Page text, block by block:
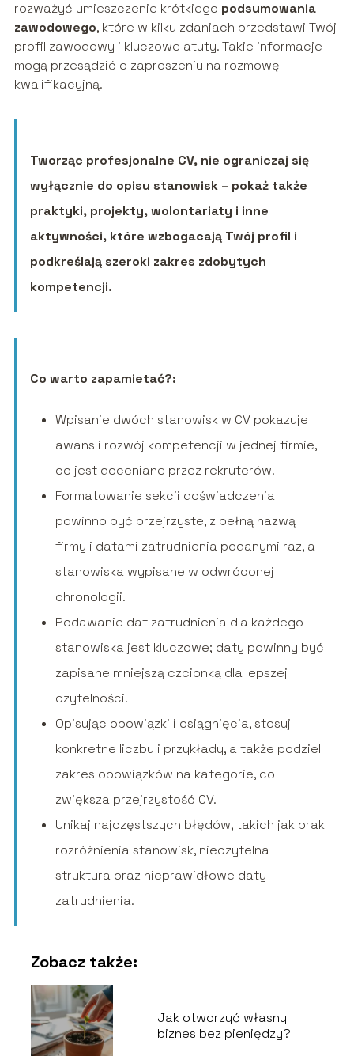
rozważyć umieszczenie krótkiego podsumowania
zawodowego, które w kilku zdaniach przedstawi Twój
profil zawodowy i kluczowe atuty. Takie informacje
mogą przesądzić o zaproszeniu na rozmowę
kwalifikacyjną.
Tworząc profesjonalne CV, nie ograniczaj się
wyłącznie do opisu stanowisk – pokaż także
praktyki, projekty, wolontariaty i inne
aktywności, które wzbogacają Twój profil i
podkreślają szeroki zakres zdobytych
kompetencji.
Co warto zapamietać?:
Wpisanie dwóch stanowisk w CV pokazuje
awans i rozwój kompetencji w jednej firmie,
co jest doceniane przez rekruterów.
Formatowanie sekcji doświadczenia
powinno być przejrzyste, z pełną nazwą
firmy i datami zatrudnienia podanymi raz, a
stanowiska wypisane w odwróconej
chronologii.
Podawanie dat zatrudnienia dla każdego
stanowiska jest kluczowe; daty powinny być
zapisane mniejszą czcionką dla lepszej
czytelności.
Opisując obowiązki i osiągnięcia, stosuj
konkretne liczby i przykłady, a także podziel
zakres obowiązków na kategorie, co
zwiększa przejrzystość CV.
Unikaj najczęstszych błędów, takich jak brak
rozróżnienia stanowisk, nieczytelna
struktura oraz nieprawidłowe daty
zatrudnienia.
Zobacz także:
Jak otworzyć własny
biznes bez pieniędzy?